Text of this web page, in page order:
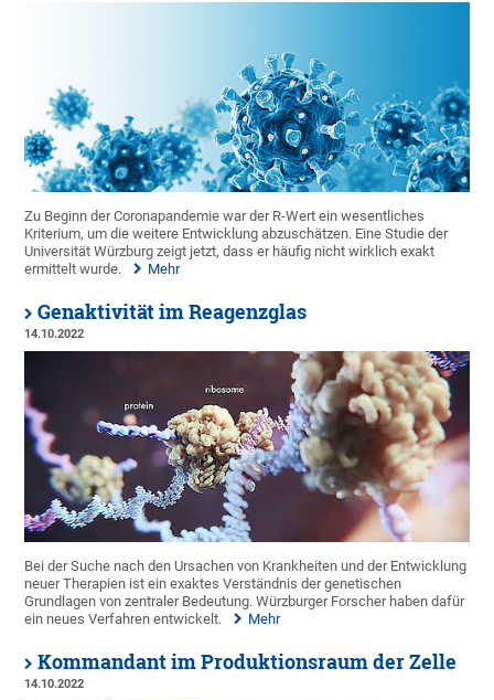
Zu Beginn der Coronapandemie war der R-Wert ein wesentliches
Kriterium, um die weitere Entwicklung abzuschätzen. Eine Studie der
Universität Würzburg zeigt jetzt, dass er häufig nicht wirklich exakt
ermittelt wurde.
Mehr
Genaktivität im Reagenzglas
14.10.2022
Bei der Suche nach den Ursachen von Krankheiten und der Entwicklung
neuer Therapien ist ein exaktes Verständnis der genetischen
Grundlagen von zentraler Bedeutung. Würzburger Forscher haben dafür
ein neues Verfahren entwickelt.
Mehr
Kommandant im Produktionsraum der Zelle
14.10.2022